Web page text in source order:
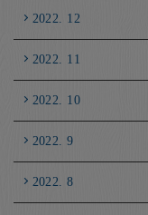
2022. 12
2022. 11
2022. 10
2022. 9
2022. 8